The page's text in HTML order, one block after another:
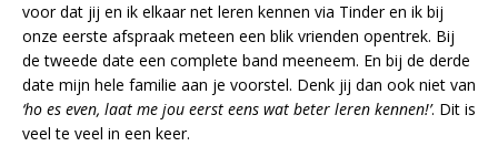
voor dat jij en ik elkaar net leren kennen via Tinder en ik bij
onze eerste afspraak meteen een blik vrienden opentrek. Bij
de tweede date een complete band meeneem. En bij de derde
date mijn hele familie aan je voorstel. Denk jij dan ook niet van
‘ho es even, laat me jou eerst eens wat beter leren kennen!’. Dit is
veel te veel in een keer.